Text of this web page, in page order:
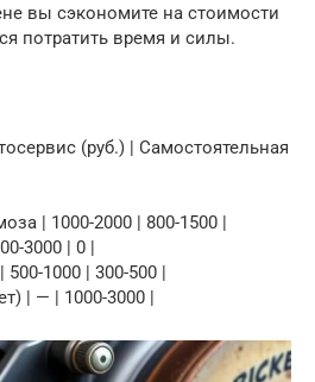
вы сэкономите на стоимости
потратить время и силы.
(руб.) | Самостоятельная
| 1000-2000 | 800-1500 |
3000 | 0 |
1000 | 300-500 |
| — | 1000-3000 |